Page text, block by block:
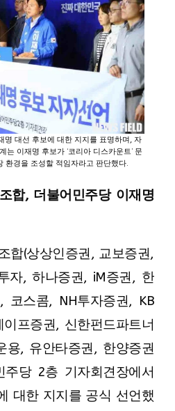
명 대선 후보에 대한 지지를 표명하며, 자
는 이재명 후보가 ‘코리아 디스카운트’ 문
환경을 조성할 적임자라고 판단했다.
합, 더불어민주당 이재명
합(상상인증권, 교보증권,
자, 하나증권, iM증권, 한
코스콤, NH투자증권, KB
프증권, 신한펀드파트너
용, 유안타증권, 한양증권
당 2층 기자회견장에서
대한 지지를 공식 선언했